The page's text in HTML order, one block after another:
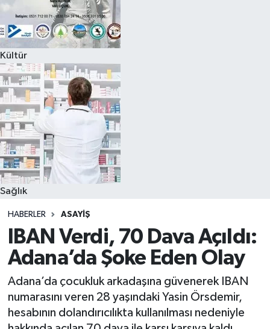
Kültür
Sağlık
HABERLER ASAYIŞ
IBAN Verdi, 70 Dava Açıldı:
Adana’da Şoke Eden Olay
Adana’da çocukluk arkadaşına güvenerek IBAN
numarasını veren 28 yaşındaki Yasin Örsdemir,
hesabının dolandırıcılıkta kullanılması nedeniyle